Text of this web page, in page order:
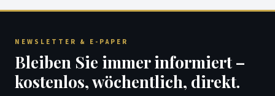
NEWSLETTER & E-PAPER
Bleiben Sie immer informiert –
kostenlos, wöchentlich, direkt.